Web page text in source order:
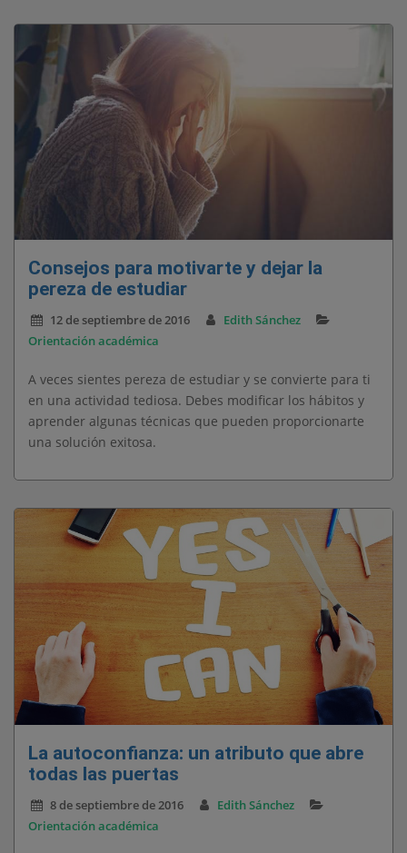
Consejos para motivarte y dejar la
pereza de estudiar
12 de septiembre de 2016
Edith Sánchez
Orientación académica
A veces sientes pereza de estudiar y se convierte para ti
en una actividad tediosa. Debes modificar los hábitos y
aprender algunas técnicas que pueden proporcionarte
una solución exitosa.
La autoconfianza: un atributo que abre
todas las puertas
8 de septiembre de 2016
Edith Sánchez
Orientación académica